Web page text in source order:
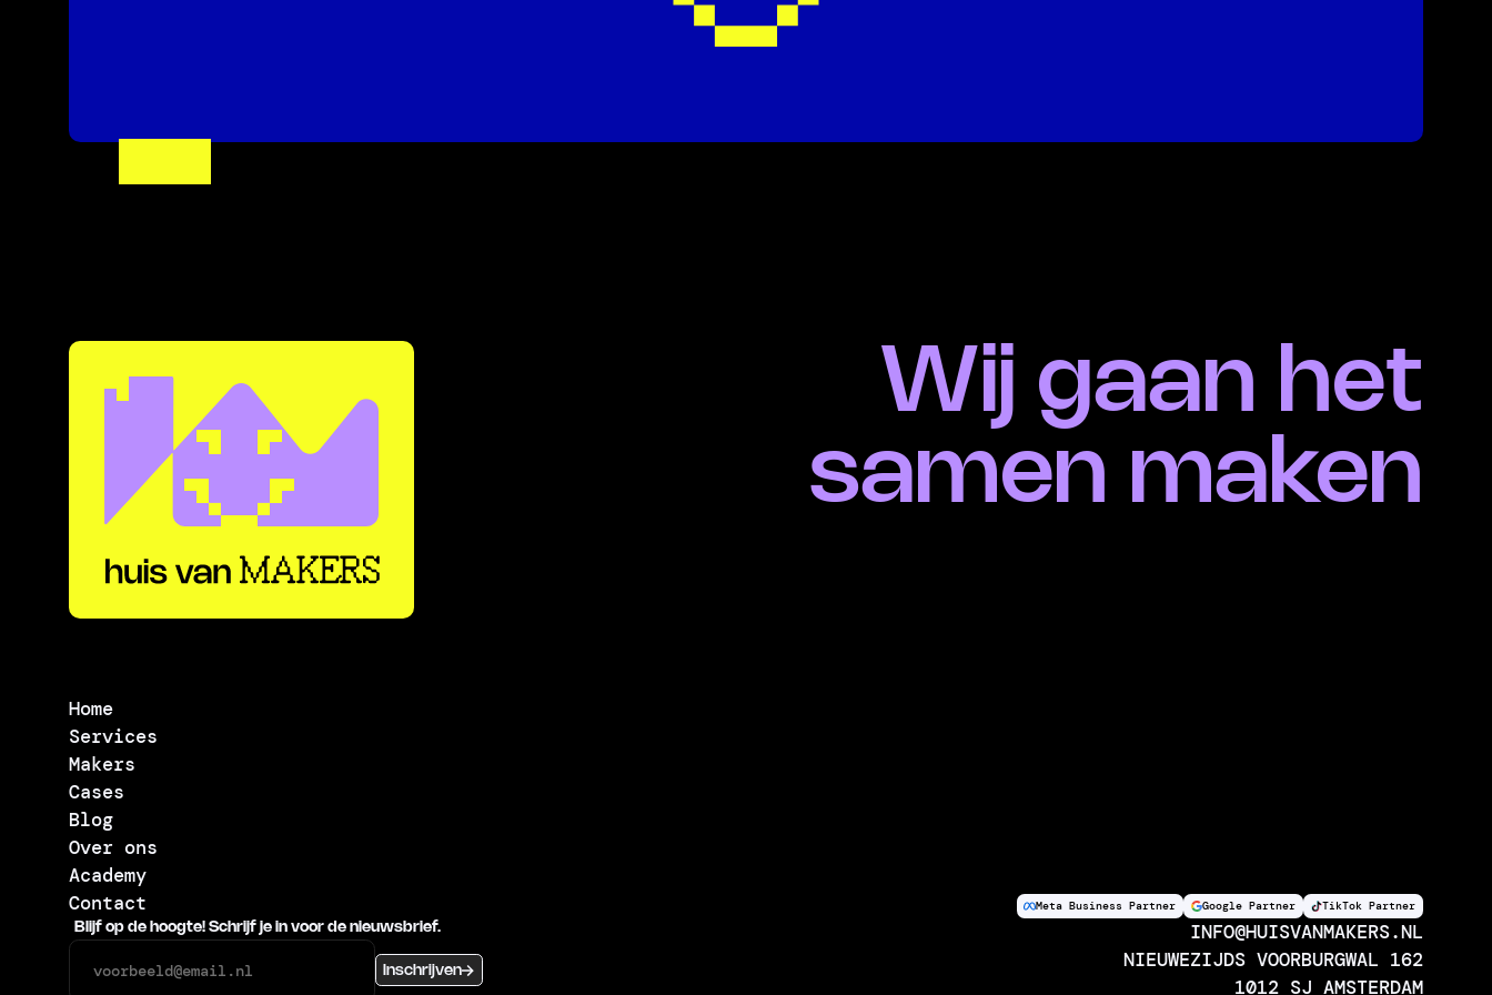
Wij gaan het
samen maken
Home
Services
Makers
Cases
Blog
Over ons
Academy
Contact
Blijf op de hoogte! Schrijf je in voor de nieuwsbrief.
Inschrijven
Meta Business Partner Google Partner TikTok Partner
INFO@HUISVANMAKERS.NL
NIEUWEZIJDS VOORBURGWAL 162
1012 SJ AMSTERDAM